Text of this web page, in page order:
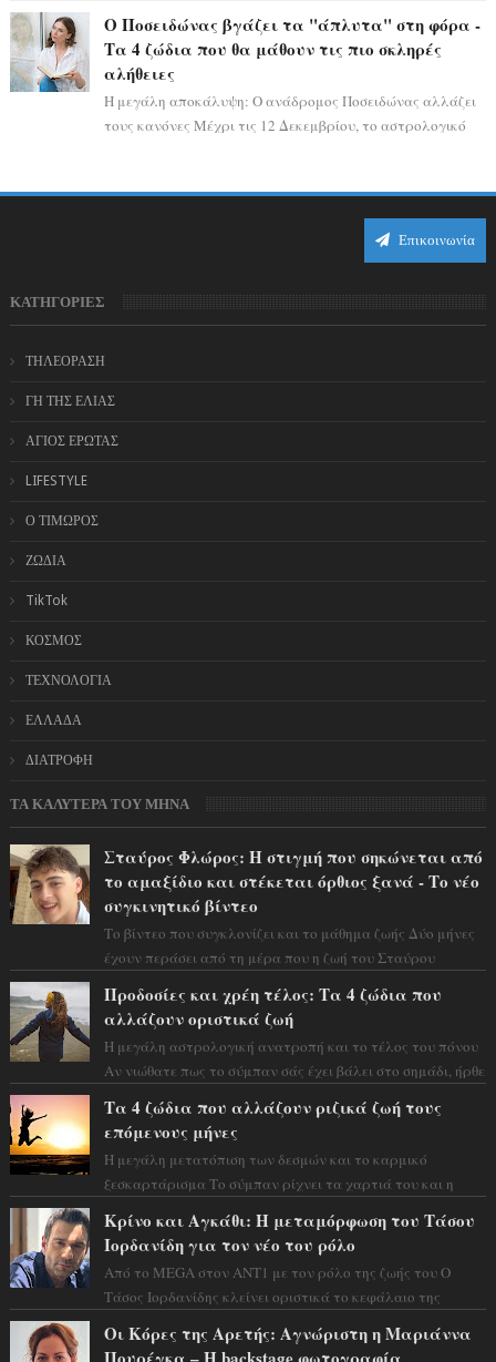
Ο Ποσειδώνας βγάζει τα "άπλυτα" στη φόρα -
Τα 4 ζώδια που θα μάθουν τις πιο σκληρές
αλήθειες
Η μεγάλη αποκάλυψη: Ο ανάδρομος Ποσειδώνας αλλάζει
τους κανόνες Μέχρι τις 12 Δεκεμβρίου, το αστρολογικό
Επικοινωνία
ΚΑΤΗΓΟΡΙΕΣ
ΤΗΛΕΟΡΑΣΗ
ΓΗ ΤΗΣ ΕΛΙΑΣ
ΑΓΙΟΣ ΕΡΩΤΑΣ
LIFESTYLE
Ο ΤΙΜΩΡΟΣ
ΖΩΔΙΑ
TikTok
ΚΟΣΜΟΣ
ΤΕΧΝΟΛΟΓΙΑ
ΕΛΛΑΔΑ
ΔΙΑΤΡΟΦΗ
ΤΑ ΚΑΛΥΤΕΡΑ ΤΟΥ ΜΗΝΑ
Σταύρος Φλώρος: Η στιγμή που σηκώνεται από
το αμαξίδιο και στέκεται όρθιος ξανά - Το νέο
συγκινητικό βίντεο
Το βίντεο που συγκλονίζει και το μάθημα ζωής Δύο μήνες
έχουν περάσει από τη μέρα που η ζωή του Σταύρου
Προδοσίες και χρέη τέλος: Τα 4 ζώδια που
αλλάζουν οριστικά ζωή
Η μεγάλη αστρολογική ανατροπή και το τέλος του πόνου
Αν νιώθατε πως το σύμπαν σάς έχει βάλει στο σημάδι, ήρθε
Τα 4 ζώδια που αλλάζουν ριζικά ζωή τους
επόμενους μήνες
Η μεγάλη μετατόπιση των δεσμών και το καρμικό
ξεσκαρτάρισμα Το σύμπαν ρίχνει τα χαρτιά του και η
Κρίνο και Αγκάθι: Η μεταμόρφωση του Τάσου
Ιορδανίδη για τον νέο του ρόλο
Από το MEGA στον ΑΝΤ1 με τον ρόλο της ζωής του Ο
Τάσος Ιορδανίδης κλείνει οριστικά το κεφάλαιο της
Οι Κόρες της Αρετής: Αγνώριστη η Μαριάννα